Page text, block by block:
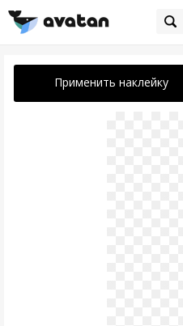
Применить наклейку